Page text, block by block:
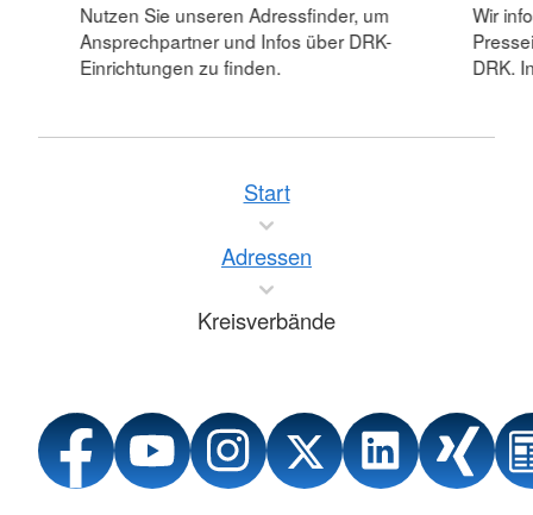
Nutzen Sie unseren Adressfinder, um
Ansprechpartner und Infos über DRK-
Einrichtungen zu finden.
Wir
DRK.
Start
Adressen
Kreisverbände